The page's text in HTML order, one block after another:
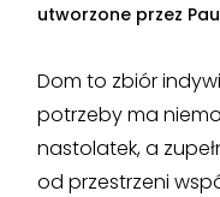
utworzone przez
Dom to zbiór
potrzeby ma
nastolatek, a
od przestrzeni